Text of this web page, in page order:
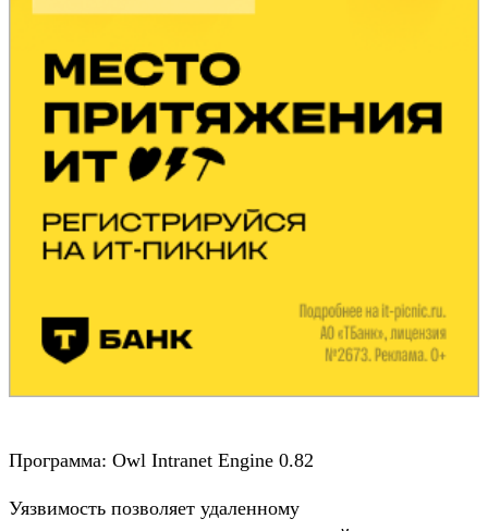
Программа: Owl Intranet Engine 0.82
Уязвимость позволяет удаленному